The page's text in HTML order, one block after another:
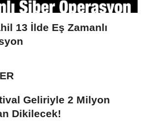
13 İlde Eş Zamanlı
Geliriyle 2 Milyon
Dikilecek!